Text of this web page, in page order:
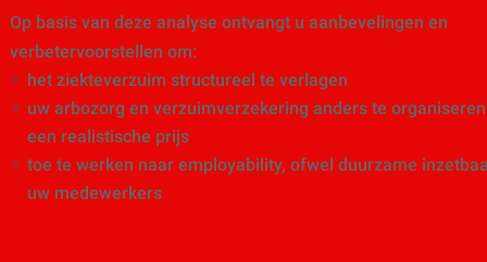
Op basis van deze analyse ontvangt u aanbevelingen en
verbetervoorstellen om:
het ziekteverzuim structureel te verlagen
uw arbozorg en verzuimverzekering anders te
een realistische prijs
toe te werken naar employability, ofwel duurzame
uw medewerkers